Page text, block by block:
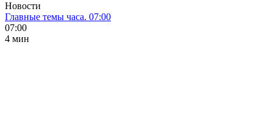
Новости
Главные темы часа. 07:00
07:00
4 мин